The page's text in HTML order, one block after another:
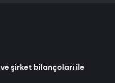
ve şirket bilançoları ile